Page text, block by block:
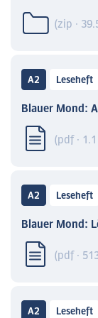
(zip ·
A2 Leseheft
Blauer Mond:
(pdf ·
A2 Leseheft
Blauer Mond:
(pdf ·
A2 Leseheft